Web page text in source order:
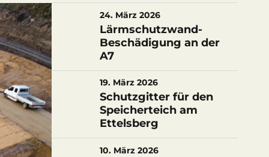
24. März 2026
Lärmschutzwand-
Beschädigung an der
A7
19. März 2026
Schutzgitter für den
Speicherteich am
Ettelsberg
10. März 2026